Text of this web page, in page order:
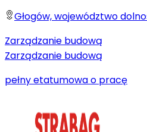
Głogów, województwo
Zarządzanie budową
Zarządzanie budową
pełny etatumowa o pracę